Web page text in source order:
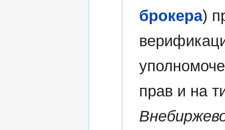
брокера)
прав и на